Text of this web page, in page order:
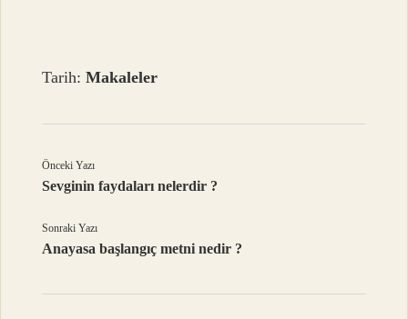
Tarih:Makaleler
Önceki Yazı
Sevginin faydaları nelerdir ?
Sonraki Yazı
Anayasa başlangıç metni nedir ?